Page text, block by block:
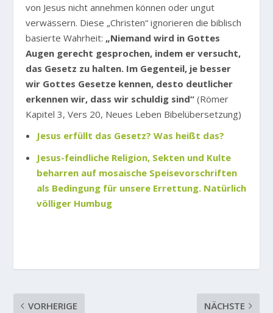
von Jesus nicht annehmen können oder ungut
verwässern. Diese „Christen“ ignorieren die biblisch
basierte Wahrheit: „Niemand wird in Gottes
Augen gerecht gesprochen, indem er versucht,
das Gesetz zu halten. Im Gegenteil, je besser
wir Gottes Gesetze kennen, desto deutlicher
erkennen wir, dass wir schuldig sind“ (Römer
Kapitel 3, Vers 20, Neues Leben Bibelübersetzung)
Jesus erfüllt das Gesetz? Was heißt das?
Jesus-feindliche Religion, Sekten und Kulte
beharren auf mosaische Speisevorschriften
als Bedingung für unsere Errettung. Natürlich
völliger Humbug
VORHERIGE NÄCHSTE